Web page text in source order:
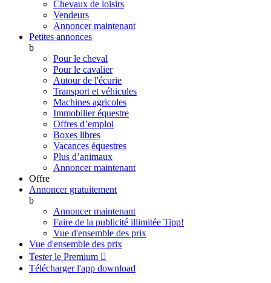
Chevaux de loisirs
Vendeurs
Annoncer maintenant
Petites annonces
b
Pour le cheval
Pour le cavalier
Autour de l'écurie
Transport et véhicules
Machines agricoles
Immobilier équestre
Offres d’emploi
Boxes libres
Vacances équestres
Plus d’animaux
Annoncer maintenant
Offre
Annoncer gratuitement
b
Annoncer maintenant
Faire de la publicité illimitée Tipp!
Vue d'ensemble des prix
Vue d'ensemble des prix
Tester le Premium 
Télécharger l'app download